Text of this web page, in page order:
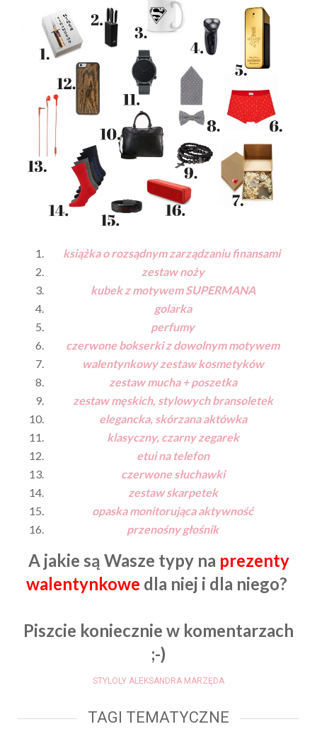
książka o rozsądnym zarządzaniu finansami
zestaw noży
kubek z motywem SUPERMANA
golarka
perfumy
czerwone bokserki z dowolnym motywem
walentynkowy zestaw kosmetyków
zestaw mucha + poszetka
zestaw męskich, stylowych bransoletek
elegancka, skórzana aktówka
klasyczny, czarny zegarek
etui na telefon
czerwone słuchawki
zestaw skarpetek
opaska monitorująca aktywność
przenośny głośnik
A jakie są Wasze typy na prezenty
walentynkowe dla niej i dla niego?
Piszcie koniecznie w komentarzach
;-)
STYLOLY ALEKSANDRA MARZĘDA
TAGI TEMATYCZNE